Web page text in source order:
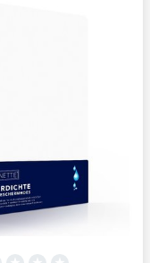
maar ook
badlinnen
rekenen op